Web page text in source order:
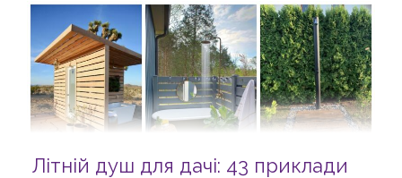
Літній душ для дачі: 43 приклади